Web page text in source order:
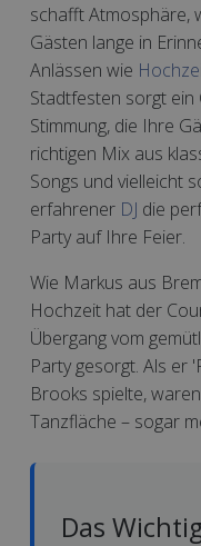
schafft Atmosphäre,
Gästen lange in
Anlässen wie
Stadtfesten sorgt ein
Stimmung, die Ihre
richtigen Mix aus
Songs und vielleicht
erfahrener DJ die
Party auf Ihre Feier.
Wie Markus aus
Hochzeit hat der
Übergang vom
Party gesorgt. Als er
Brooks spielte,
Tanzfläche – sogar
Das